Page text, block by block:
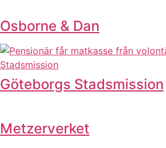
Osborne & Dan
Göteborgs Stadsmission
Metzerverket